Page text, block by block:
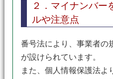
２．マイナンバー
ルや注意点
番号法により、事業者の
が設けられています。
また、個人情報保護法よ